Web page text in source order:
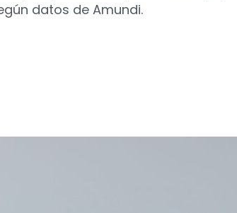
datos de Amundi.